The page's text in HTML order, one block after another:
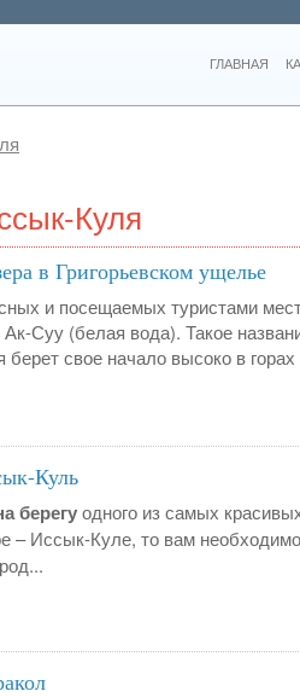
ГЛАВНАЯ
Куля
в Григорьевском ущелье
и посещаемых туристами мест
Суу (белая вода). Такое
берет свое начало высоко в
Куль
берегуодного из самых
– Иссык-Куле, то вам